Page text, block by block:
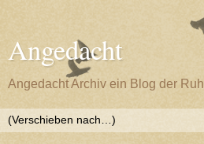
Angedacht
Angedacht Archiv ein Blog der